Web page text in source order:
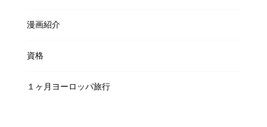
漫画紹介
資格
１ヶ月ヨーロッパ旅行